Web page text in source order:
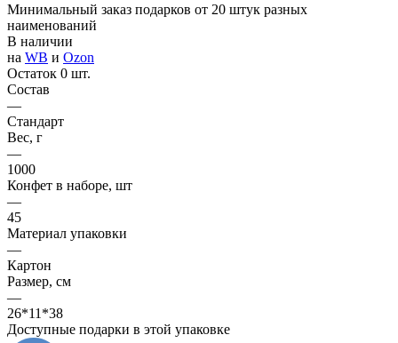
Минимальный заказ подарков от 20 штук разных
наименований
В наличии
на WB и Ozon
Остаток 0 шт.
Состав
—
Стандарт
Вес, г
—
1000
Конфет в наборе, шт
—
45
Материал упаковки
—
Картон
Размер, см
—
26*11*38
Доступные подарки в этой упаковке